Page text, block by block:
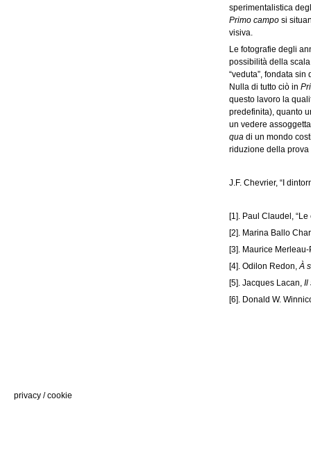
sperimentalistica
Primo campo si
visiva.
Le fotografie degli
possibilità della
“veduta”, fondata
Nulla di tutto ciò in
questo lavoro la
predefinita), quanto
un vedere
qua di un mondo
riduzione della prova
J.F. Chevrier, “I
[1]. Paul Claudel,
[2]. Marina Ballo
[3]. Maurice
[4]. Odilon Redon,À
[5]. Jacques Lacan, Il
[6]. Donald W.
privacy /cookie